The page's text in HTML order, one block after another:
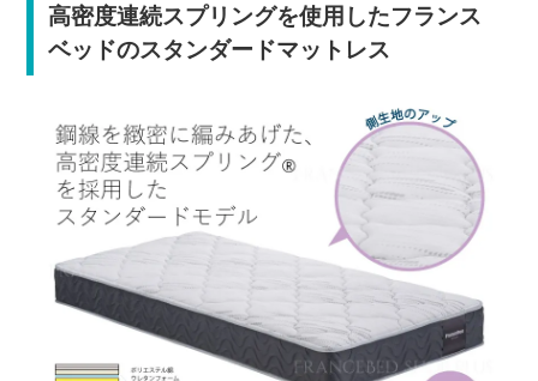
高密度連続スプリングを使用したフランス
ベッドのスタンダードマットレス